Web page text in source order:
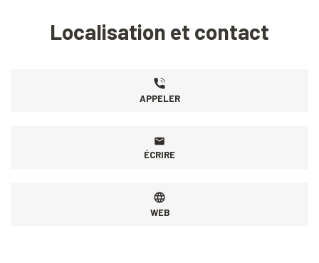
Localisation et contact
APPELER
ÉCRIRE
WEB